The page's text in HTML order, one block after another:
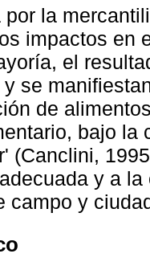
por la
impactos en
el
se
de
bajo la
(Canclini,
y a
campo y